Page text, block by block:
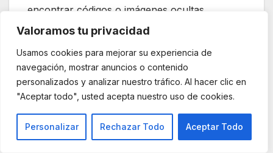
Valoramos tu privacidad
Usamos cookies para mejorar su experiencia de
navegación, mostrar anuncios o contenido
personalizados y analizar nuestro tráfico. Al hacer clic en
"Aceptar todo", usted acepta nuestro uso de cookies.
Personalizar Rechazar Todo Aceptar Todo
encontrar códigos o imágenes ocultas.
Quienes completen el desafío pueden
exclusivo.
Descuentos por Participación
Ofrece descuentos escalonados basados en la
participación. Por ejemplo, un 10% de